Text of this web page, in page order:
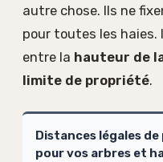
autre chose. Ils ne
pour toutes les
entre la hauteur de
limite de propriété.
Distances légales
pour vos arbres et